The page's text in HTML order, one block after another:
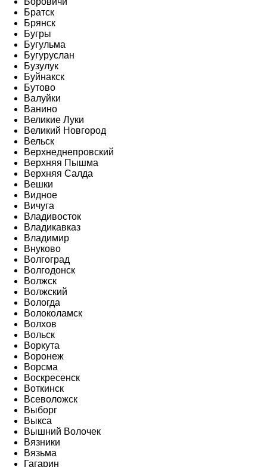
Братск
Брянск
Бугры
Бугульма
Бугуруслан
Бузулук
Буйнакск
Бутово
Валуйки
Ванино
Великие Луки
Великий Новгород
Вельск
Верхнеднепровский
Верхняя Пышма
Верхняя Салда
Вешки
Видное
Вичуга
Владивосток
Владикавказ
Владимир
Внуково
Волгоград
Волгодонск
Волжск
Волжский
Вологда
Волоколамск
Волхов
Вольск
Воркута
Воронеж
Ворсма
Воскресенск
Воткинск
Всеволожск
Выборг
Выкса
Вышний Волочек
Вязники
Вязьма
Гагарин